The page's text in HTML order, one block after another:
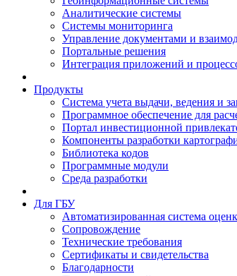
Аналитические системы
Системы мониторинга
Управление документами и
Портальные решения
Интеграция приложений и
Продукты
Система учета выдачи, ведения и
Программное обеспечение для
Портал инвестиционной
Компоненты разработки
Библиотека кодов
Программные модули
Среда разработки
Для ГБУ
Автоматизированная система
Сопровождение
Технические требования
Сертификаты и свидетельства
Благодарности